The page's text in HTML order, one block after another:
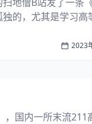
的，尤其是学习高
算连同系内... 2023
国内一所末流211